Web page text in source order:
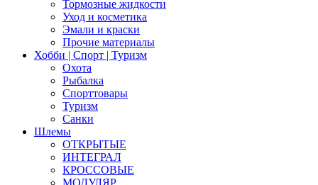
Тормозные жидкости
Уход и косметика
Эмали и краски
Прочие материалы
Хобби | Cпорт | Туризм
Охота
Рыбалка
Спорттовары
Туризм
Санки
Шлемы
ОТКРЫТЫЕ
ИНТЕГРАЛ
КРОССОВЫЕ
МОДУЛЯР